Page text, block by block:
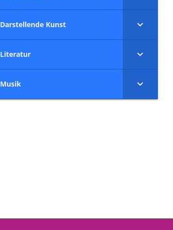
Darstellende Kunst
Literatur
Musik